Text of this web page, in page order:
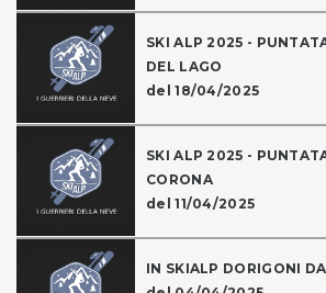
SKI ALP 2025 -
DEL LAGO
del 18/04/2025
SKI ALP 2025 -
CORONA
del 11/04/2025
IN SKIALP DORIGONI